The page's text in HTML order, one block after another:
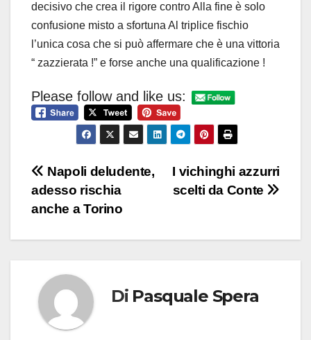
decisivo che crea il rigore contro Alla fine è solo
confusione misto a sfortuna Al triplice fischio
l’unica cosa che si può affermare che è una vittoria
“ zazzierata !” e forse anche una qualificazione !
Please follow and like us:
Navigazione
articoli
I vichinghi azzurri
scelti da Conte
Napoli deludente,
adesso rischia
anche a Torino
Di Pasquale Spera